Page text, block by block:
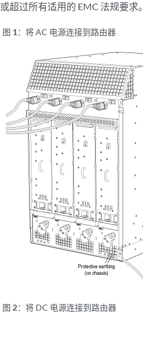
或超过所有适用的 EMC 法规要求。
图 1： 将 AC 电源连接到路由器
图 2： 将 DC 电源连接到路由器